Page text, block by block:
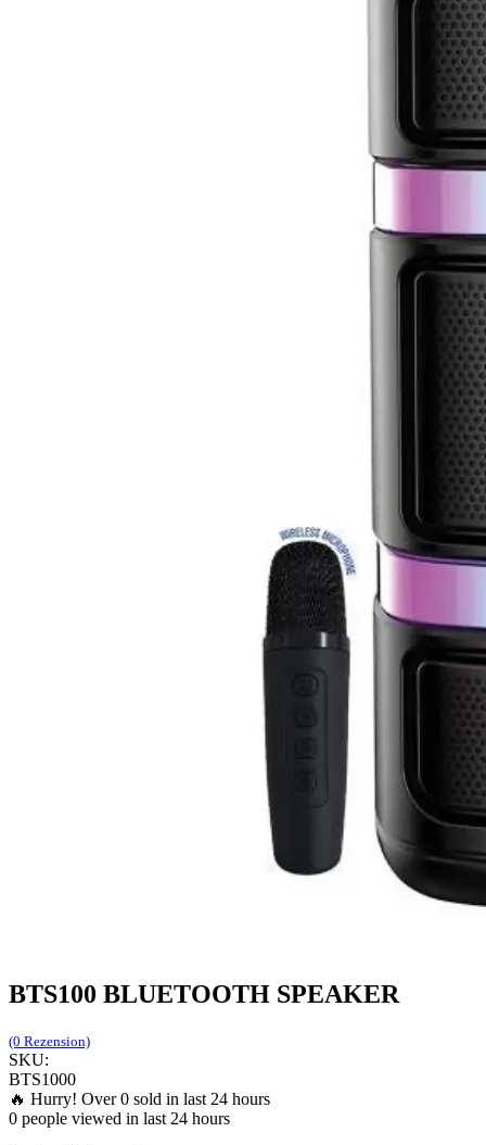
BTS100 BLUETOOTH SPEAKER
(0 Rezension)
SKU:
BTS1000
🔥 Hurry! Over0 sold in last 24 hours
0 people viewed in last 24 hours